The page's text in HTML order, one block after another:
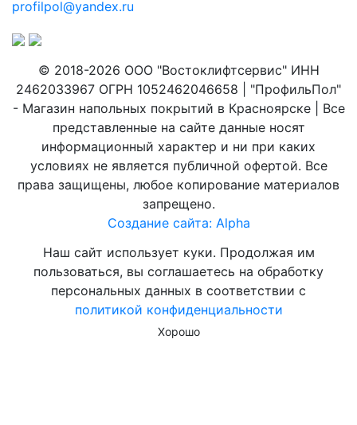
profilpol@yandex.ru
© 2018-2026 ООО "Востоклифтсервис" ИНН
2462033967 ОГРН 1052462046658 | "ПрофильПол"
- Магазин напольных покрытий в Красноярске | Все
представленные на сайте данные носят
информационный характер и ни при каких
условиях не является публичной офертой. Все
права защищены, любое копирование материалов
запрещено.
Создание сайта: Alpha
Наш сайт использует куки. Продолжая им
пользоваться, вы соглашаетесь на обработку
персональных данных в соответствии с
политикой конфиденциальности
Хорошо